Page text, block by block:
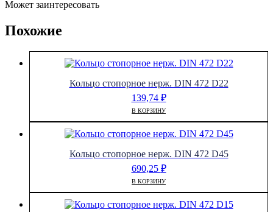
Может заинтересовать
Похожие
Кольцо стопорное нерж. DIN 472 D22
139,74 ₽
В КОРЗИНУ
Кольцо стопорное нерж. DIN 472 D45
690,25 ₽
В КОРЗИНУ